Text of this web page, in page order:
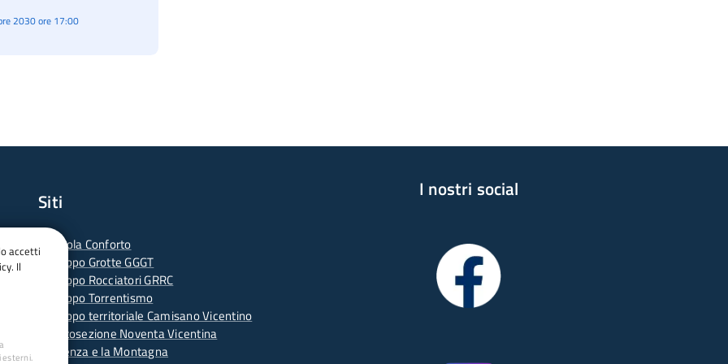
2030 ore 17:00
Siti
-
Scuola Conforto
ruppo Grotte GGGT
Gruppo Rocciatori GRRC
Gruppo Torrentismo
Gruppo territoriale Camisano Vicentino
Sottosezione Noventa Vicentina
Vicenza e la Montagna
I nostri social
accetti
Il
esterni.